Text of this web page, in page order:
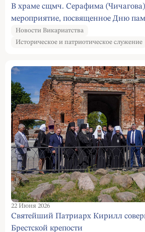
В храме сщмч. Серафима
мероприятие, посвященное Дню
Новости Викариатства
Историческое и патриотическое служение
22 Июня 2026
Святейший Патриарх Кирилл
Брестской крепости